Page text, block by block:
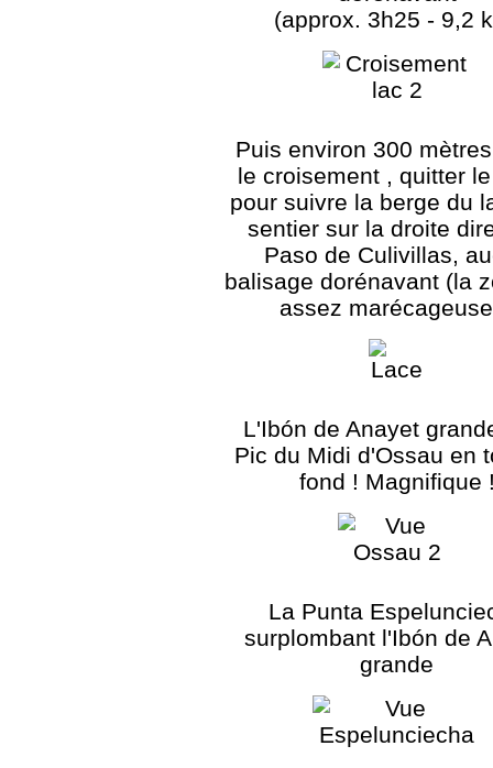
(approx. 3h25 - 9,2
Puis environ 300
le croisement , quitter
pour suivre la berge du
sentier sur la droite
Paso de Culivillas,
balisage dorénavant (la
assez
L'Ibón de Anayet
Pic du Midi d'Ossau en
fond ! Magnifique
La Punta
surplombant l'Ibón de
grande